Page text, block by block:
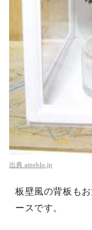
出典 ameblo.jp
板壁風の背板も
ースです。